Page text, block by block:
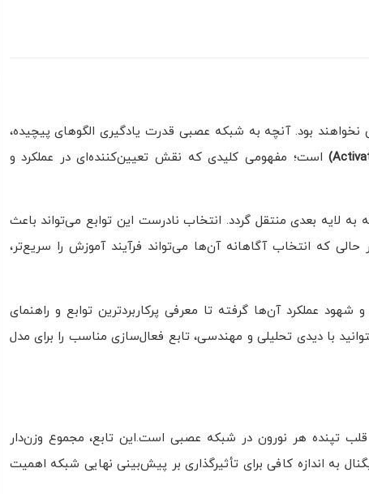
بود. آنچه به شبکه عصبی قدرت یادگیری الگوهای پیچیده،
است؛ مفهومی کلیدی که نقش تعیین‌کننده‌ای در عملکرد و
لایه بعدی منتقل گردد. انتخاب نادرست این توابع می‌تواند باعث
که انتخاب آگاهانه آن‌ها می‌تواند فرآیند آموزش را سریع‌تر،
عملکرد آن‌ها گرفته تا معرفی پرکاربردترین توابع و راهنمای
با دیدی تحلیلی و مهندسی، تابع فعال‌سازی مناسب را برای مدل
تپنده هر نورون در شبکه عصبی است.این تابع، مجموع وزن‌دار
به اندازه کافی برای تأثیرگذاری بر پیش‌بینی نهایی شبکه اهمیت